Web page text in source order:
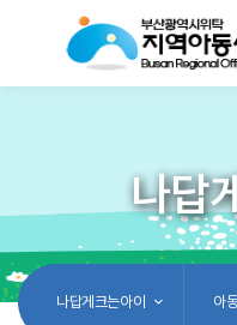
나답
나답게크는아이 아